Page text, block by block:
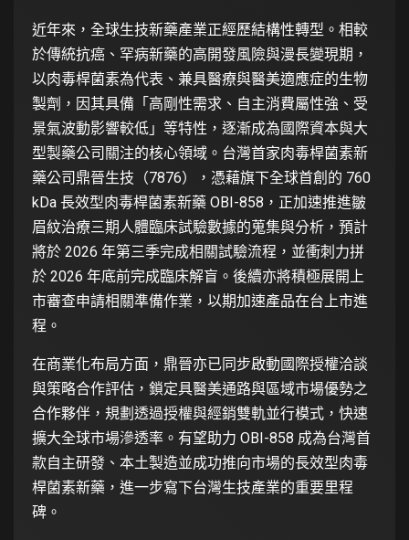
近年來，全球生技新藥產業正經歷結構性轉型。相較
於傳統抗癌、罕病新藥的高開發風險與漫長變現期，
以肉毒桿菌素為代表、兼具醫療與醫美適應症的生物
製劑，因其具備「高剛性需求、自主消費屬性強、受
景氣波動影響較低」等特性，逐漸成為國際資本與大
型製藥公司關注的核心領域。台灣首家肉毒桿菌素新
藥公司鼎晉生技（7876），憑藉旗下全球首創的 760
kDa 長效型肉毒桿菌素新藥 OBI-858，正加速推進皺
眉紋治療三期人體臨床試驗數據的蒐集與分析，預計
將於 2026 年第三季完成相關試驗流程，並衝刺力拼
於 2026 年底前完成臨床解盲。後續亦將積極展開上
市審查申請相關準備作業，以期加速產品在台上市進
程。
在商業化布局方面，鼎晉亦已同步啟動國際授權洽談
與策略合作評估，鎖定具醫美通路與區域市場優勢之
合作夥伴，規劃透過授權與經銷雙軌並行模式，快速
擴大全球市場滲透率。有望助力 OBI-858 成為台灣首
款自主研發、本土製造並成功推向市場的長效型肉毒
桿菌素新藥，進一步寫下台灣生技產業的重要里程
碑。